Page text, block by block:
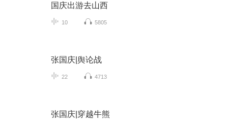
国庆出游去山西
10 5805
张国庆|舆论战
22 4713
张国庆|穿越牛熊